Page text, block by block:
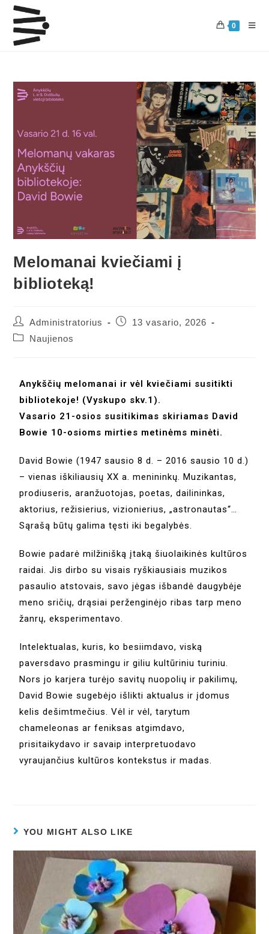
0
Melomanai kviečiami į
biblioteką!
Administratorius
13 vasario, 2026
Naujienos
Anykščių melomanai ir vėl kviečiami susitikti
bibliotekoje! (Vyskupo skv.1).
Vasario 21-osios susitikimas skiriamas David
Bowie 10-osioms mirties metinėms minėti.
David Bowie (1947 sausio 8 d. – 2016 sausio 10 d.)
– vienas iškiliausių XX a. menininkų. Muzikantas,
prodiuseris, aranžuotojas, poetas, dailininkas,
aktorius, režisierius, vizionierius, „astronautas“…
Sąrašą būtų galima tęsti iki begalybės.
Bowie padarė milžinišką įtaką šiuolaikinės kultūros
raidai. Jis dirbo su visais ryškiausiais muzikos
pasaulio atstovais, savo jėgas išbandė daugybėje
meno sričių, drąsiai perženginėjo ribas tarp meno
žanrų, eksperimentavo.
Intelektualas, kuris, ko besiimdavo, viską
paversdavo prasmingu ir giliu kultūriniu turiniu.
Nors jo karjera turėjo savitų nuopolių ir pakilimų,
David Bowie sugebėjo išlikti aktualus ir įdomus
kelis dešimtmečius. Vėl ir vėl, tarytum
chameleonas ar feniksas atgimdavo,
prisitaikydavo ir savaip interpretuodavo
vyraujančius kultūros kontekstus ir madas.
YOU MIGHT ALSO LIKE